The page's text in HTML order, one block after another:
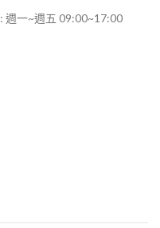
週一~週五 09:00~17:00